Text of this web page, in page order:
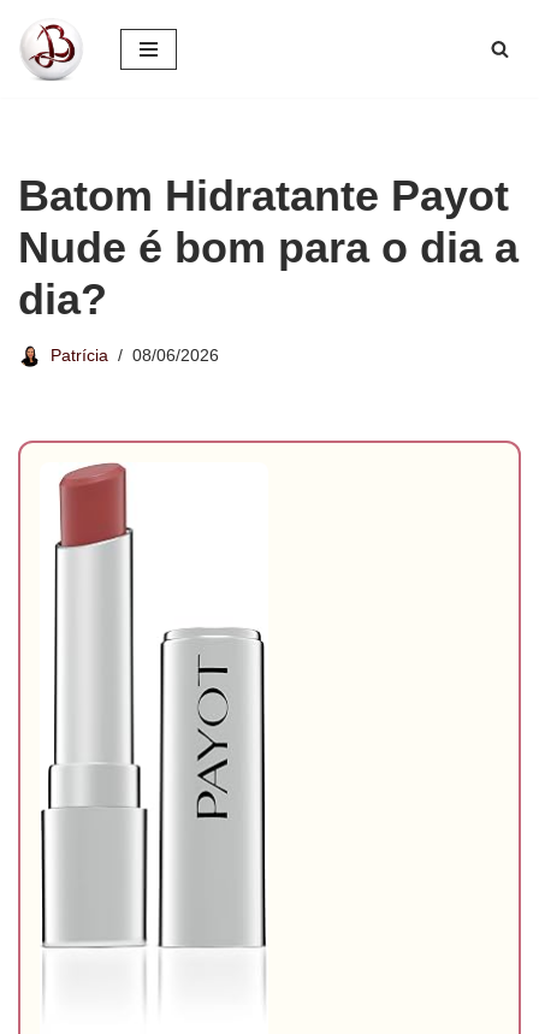
Pular
Batom Hidratante Payot
Nude é bom para o dia a
dia?
Patrícia 08/06/2026